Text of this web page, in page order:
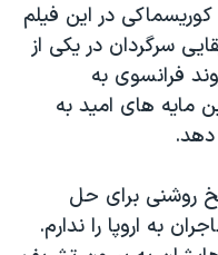
در این فیلم
سرگردان در یکی از
فرانسوی به
مایه های امید به
دهد.
روشنی برای حل
به اروپا را ندارم.